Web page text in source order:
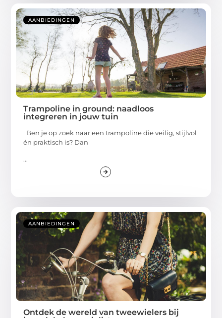
AANBIEDINGEN
Trampoline in ground: naadloos
integreren in jouw tuin
Ben je op zoek naar een trampoline die veilig, stijlvol
én praktisch is? Dan
...
AANBIEDINGEN
Ontdek de wereld van tweewielers bij